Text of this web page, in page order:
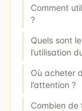
Comment
?
Quels sont
l’utilisation
Où acheter
l’attention ?
Combien de